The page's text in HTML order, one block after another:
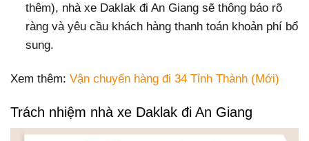
thêm), nhà xe Daklak đi An Giang sẽ thông báo rõ
ràng và yêu cầu khách hàng thanh toán khoản phí bổ
sung.
Xem thêm: Vận chuyển hàng đi 34 Tỉnh Thành (Mới)
Trách nhiệm nhà xe Daklak đi An Giang